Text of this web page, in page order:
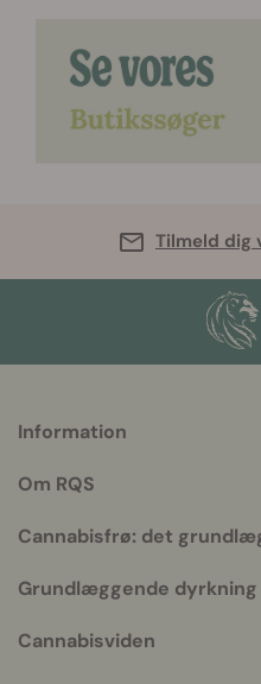
Tilmeld dig
info
Information
Om RQS
Cannabisfrø: det
Grundlæggende dyrkning
Cannabisviden